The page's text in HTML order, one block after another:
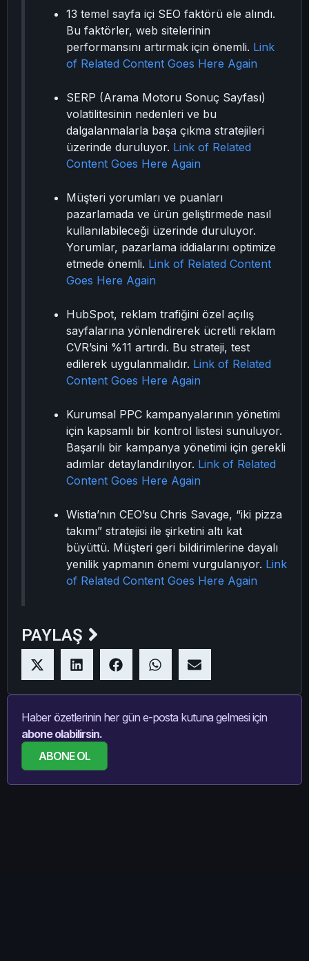
13 temel sayfa içi SEO faktörü ele alındı.
Bu faktörler, web sitelerinin
performansını artırmak için önemli. Link
of Related Content Goes Here Again
SERP (Arama Motoru Sonuç Sayfası)
volatilitesinin nedenleri ve bu
dalgalanmalarla başa çıkma stratejileri
üzerinde duruluyor. Link of Related
Content Goes Here Again
Müşteri yorumları ve puanları
pazarlamada ve ürün geliştirmede nasıl
kullanılabileceği üzerinde duruluyor.
Yorumlar, pazarlama iddialarını optimize
etmede önemli. Link of Related Content
Goes Here Again
HubSpot, reklam trafiğini özel açılış
sayfalarına yönlendirerek ücretli reklam
CVR’sini %11 artırdı. Bu strateji, test
edilerek uygulanmalıdır. Link of Related
Content Goes Here Again
Kurumsal PPC kampanyalarının yönetimi
için kapsamlı bir kontrol listesi sunuluyor.
Başarılı bir kampanya yönetimi için gerekli
adımlar detaylandırılıyor. Link of Related
Content Goes Here Again
Wistia’nın CEO’su Chris Savage, “iki pizza
takımı” stratejisi ile şirketini altı kat
büyüttü. Müşteri geri bildirimlerine dayalı
yenilik yapmanın önemi vurgulanıyor. Link
of Related Content Goes Here Again
PAYLAŞ
Haber özetlerinin her gün e-posta kutuna gelmesi için
abone olabilirsin.
ABONE OL